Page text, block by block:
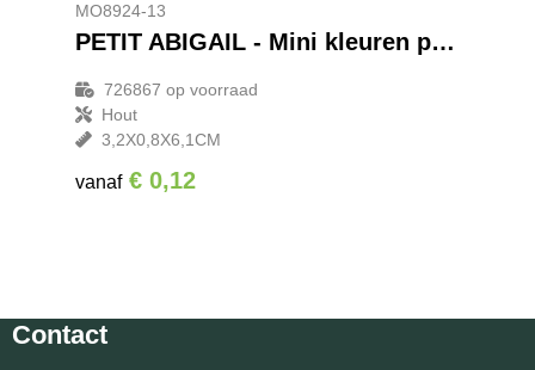
MO8924-13
PETIT ABIGAIL - Mini kleuren potloodjes
726867 op voorraad
Hout
3,2X0,8X6,1CM
vanaf € 0,12
Contact